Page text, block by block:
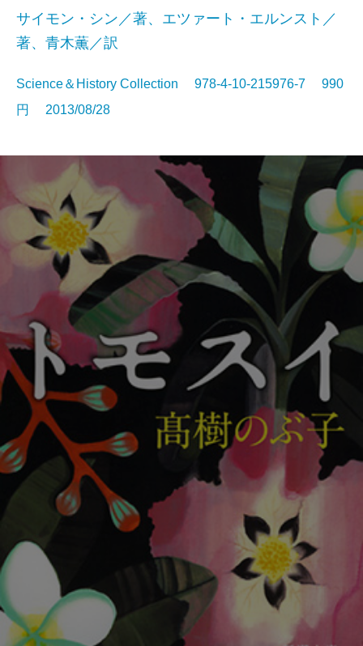
サイモン・シン／著、エツァート・エルンスト／
著、青木薫／訳
Science＆History Collection 978-4-10-215976-7 990
円 2013/08/28